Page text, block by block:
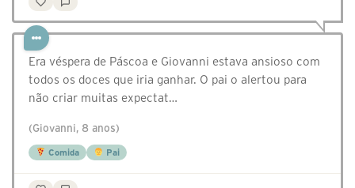
Era véspera de Páscoa e Giovanni estava ansioso com
todos os doces que iria ganhar. O pai o alertou para
não criar muitas expectat…
(Giovanni, 8 anos)
Comida Pai